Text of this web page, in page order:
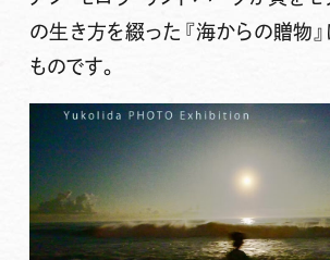
の生き方を綴った『海からの贈物
ものです。